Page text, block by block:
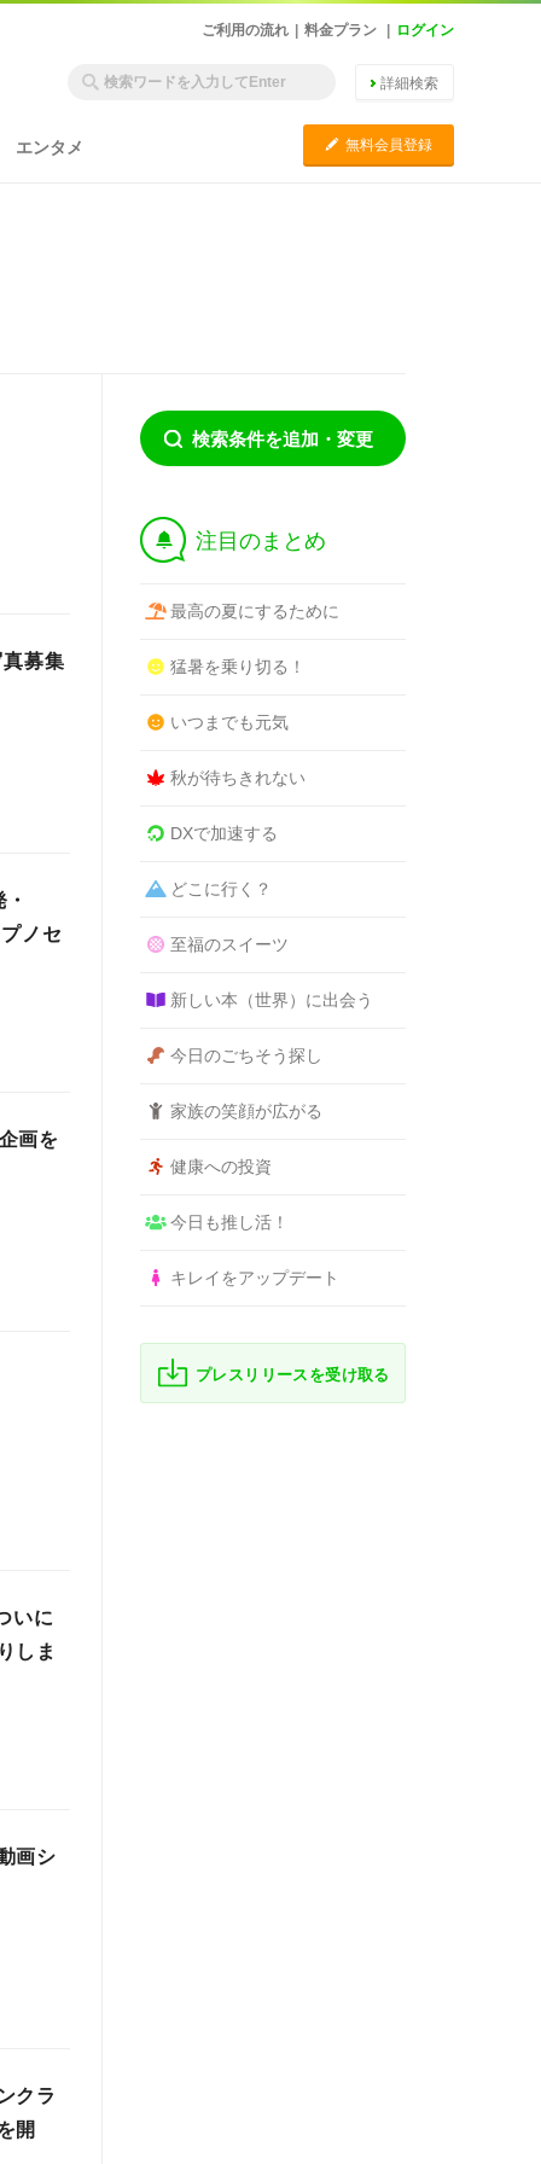
ご利用の流れ 料金プラン ログイン
詳細検索
エンタメ C 無料会員登録
募集
ノセ
画を
いに
しま
画シ
クラ
開
検索条件を追加・変更
† 注目のまとめ
最高の夏にするために
猛暑を乗り切る！
いつまでも元気
秋が待ちきれない
DXで加速する
どこに行く？
至福のスイーツ
新しい本（世界）に出会う
今日のごちそう探し
家族の笑顔が広がる
健康への投資
今日も推し活！
キレイをアップデート
プレスリリースを受け取る